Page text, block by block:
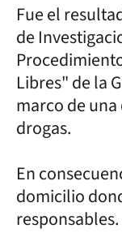
Fue el
de
Libres" de la
marco de
drogas.
En
domicilio
responsables.